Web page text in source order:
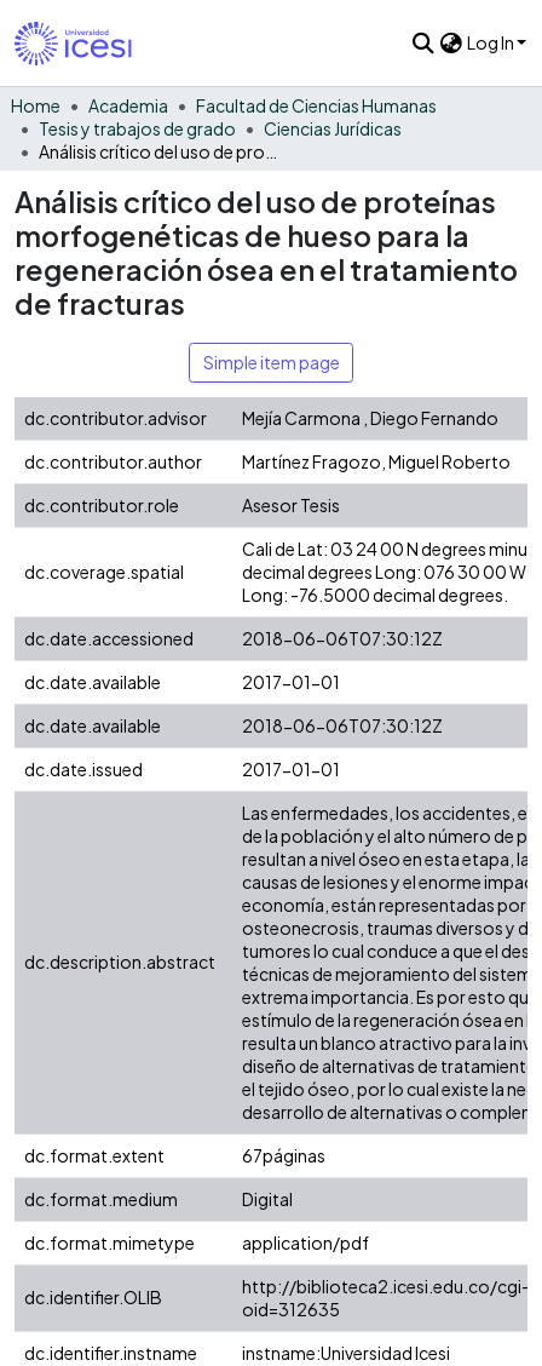
Log In
Home Academia
Facultad de Ciencias Humanas
Tesis y trabajos de grado
Ciencias Jurídicas
Análisis crítico del uso de proteínas
morfogenéticas de hueso para la
regeneración ósea en el tratamiento
de fracturas
Simple item page
dc.contributor.advisor
Mejía Carmona , Diego Fernando
dc.contributor.author
Martínez Fragozo, Miguel Roberto
dc.contributor.role
Asesor Tesis
dc.coverage.spatial
Cali de Lat: 03 24 00 N degrees
decimal degrees Long: 076 30 00 W
Long: -76.5000 decimal degrees.
dc.date.accessioned
2018-06-06T07:30:12Z
dc.date.available
2017-01-01
dc.date.available
2018-06-06T07:30:12Z
dc.date.issued
2017-01-01
dc.description.abstract
Las enfermedades, los accidentes, el
de la población y el alto número de
resultan a nivel óseo en esta etapa,
causas de lesiones y el enorme
economía, están representadas por la
osteonecrosis, traumas diversos y
tumores lo cual conduce a que el
técnicas de mejoramiento del
extrema importancia. Es por esto que
estímulo de la regeneración ósea en
resulta un blanco atractivo para la
diseño de alternativas de tratamiento
el tejido óseo, por lo cual existe la
desarrollo de alternativas o
dc.format.extent
67páginas
dc.format.medium
Digital
dc.format.mimetype
application/pdf
dc.identifier.OLIB
http://biblioteca2.icesi.edu.co/cgi-
oid=312635
dc.identifier.instname
instname:Universidad Icesi